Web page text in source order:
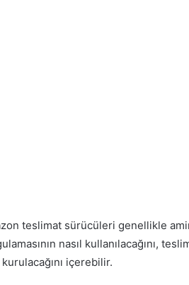
teslimat sürücüleri genellikle
nasıl kullanılacağını,
içerebilir.